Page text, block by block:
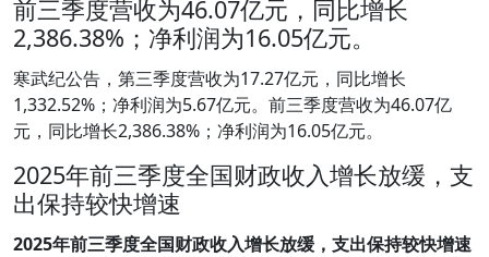
前三季度营收为46.07亿元，同比增长
2,386.38%；净利润为16.05亿元。
寒武纪公告，第三季度营收为17.27亿元，同比增长
1,332.52%；净利润为5.67亿元。前三季度营收为46.07亿
元，同比增长2,386.38%；净利润为16.05亿元。
2025年前三季度全国财政收入增长放缓，支
出保持较快增速
2025年前三季度全国财政收入增长放缓，支出保持较快增速